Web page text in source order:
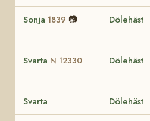
Sonja 1839 📷 Dölehäst
Svarta N 12330 Dölehäst
Svarta Dölehäst